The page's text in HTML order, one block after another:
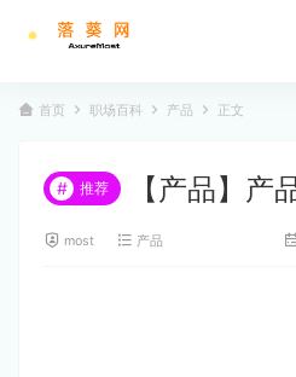
首页 职场百科 产品 正文
# 推荐 【产品】产
most 产品